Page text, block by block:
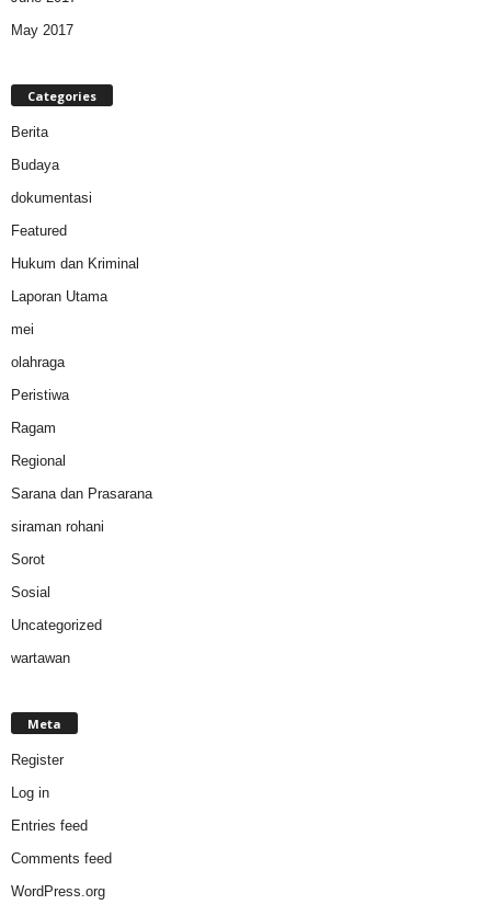
May 2017
Categories
Berita
Budaya
dokumentasi
Featured
Hukum dan Kriminal
Laporan Utama
mei
olahraga
Peristiwa
Ragam
Regional
Sarana dan Prasarana
siraman rohani
Sorot
Sosial
Uncategorized
wartawan
Meta
Register
Log in
Entries feed
Comments feed
WordPress.org